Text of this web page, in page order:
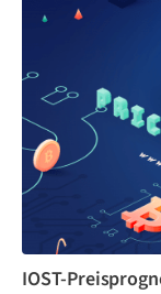
IOST-